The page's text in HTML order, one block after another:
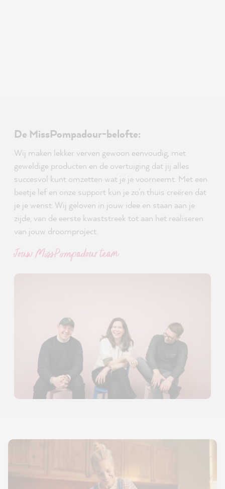
De MissPompadour-belofte:
Wij maken lekker verven gewoon eenvoudig, met
geweldige producten en de overtuiging dat jij alles
succesvol kunt omzetten wat je je voorneemt. Met een
beetje lef en onze support kun je zo'n thuis creëren dat
je je wenst. Wij geloven in jouw idee en staan aan je
zijde, van de eerste kwaststreek tot aan het realiseren
van jouw droomproject.
Jouw MissPompadour team